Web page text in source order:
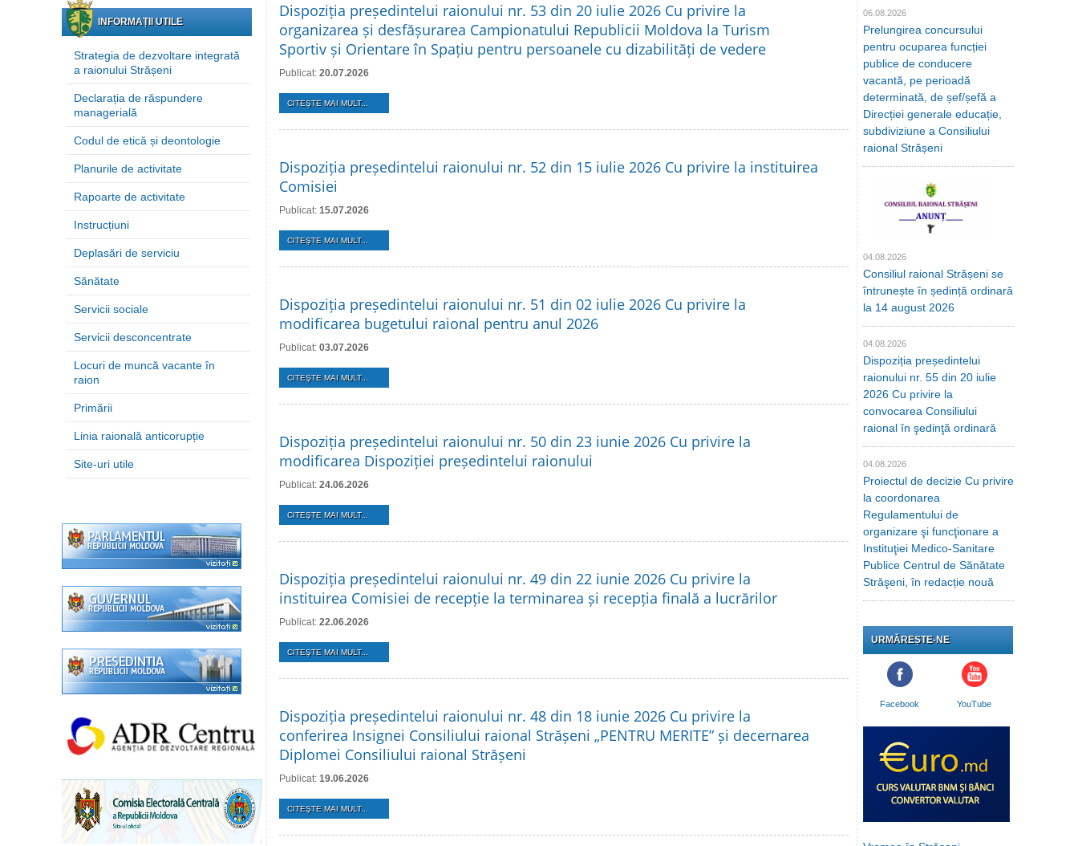
INFORMAȚII UTILE
Strategia de dezvoltare integrată
a raionului Strășeni
Declarația de răspundere
managerială
Codul de etică și deontologie
Planurile de activitate
Rapoarte de activitate
Instrucțiuni
Deplasări de serviciu
Sănătate
Servicii sociale
Servicii desconcentrate
Locuri de muncă vacante în
raion
Primării
Linia raională anticorupție
Site-uri utile
Dispoziția președintelui raionului nr. 53 din 20 iulie 2026 Cu privire la
organizarea și desfășurarea Campionatului Republicii Moldova la Turism
Sportiv și Orientare în Spațiu pentru persoanele cu dizabilități de vedere
Publicat: 20.07.2026
CITEŞTE MAI MULT...
Dispoziția președintelui raionului nr. 52 din 15 iulie 2026 Cu privire la instituirea
Comisiei
Publicat: 15.07.2026
CITEŞTE MAI MULT...
Dispoziția președintelui raionului nr. 51 din 02 iulie 2026 Cu privire la
modificarea bugetului raional pentru anul 2026
Publicat: 03.07.2026
CITEŞTE MAI MULT...
Dispoziția președintelui raionului nr. 50 din 23 iunie 2026 Cu privire la
modificarea Dispoziției președintelui raionului
Publicat: 24.06.2026
CITEŞTE MAI MULT...
Dispoziția președintelui raionului nr. 49 din 22 iunie 2026 Cu privire la
instituirea Comisiei de recepție la terminarea și recepția finală a lucrărilor
Publicat: 22.06.2026
CITEŞTE MAI MULT...
Dispoziția președintelui raionului nr. 48 din 18 iunie 2026 Cu privire la
conferirea Insignei Consiliului raional Strășeni „PENTRU MERITE” și decernarea
Diplomei Consiliului raional Strășeni
Publicat: 19.06.2026
CITEŞTE MAI MULT...
06.08.2026
Prelungirea concursului
pentru ocuparea funcției
publice de conducere
vacantă, pe perioadă
determinată, de șef/șefă a
Direcției generale educație,
subdiviziune a Consiliului
raional Strășeni
04.08.2026
Consiliul raional Strășeni se
întrunește în ședință ordinară
la 14 august 2026
04.08.2026
Dispoziția președintelui
raionului nr. 55 din 20 iulie
2026 Cu privire la
convocarea Consiliului
raional în şedinţă ordinară
04.08.2026
Proiectul de decizie Cu privire
la coordonarea
Regulamentului de
organizare şi funcţionare a
Instituţiei Medico-Sanitare
Publice Centrul de Sănătate
Străşeni, în redacție nouă
URMĂREȘTE-NE
Facebook YouTube